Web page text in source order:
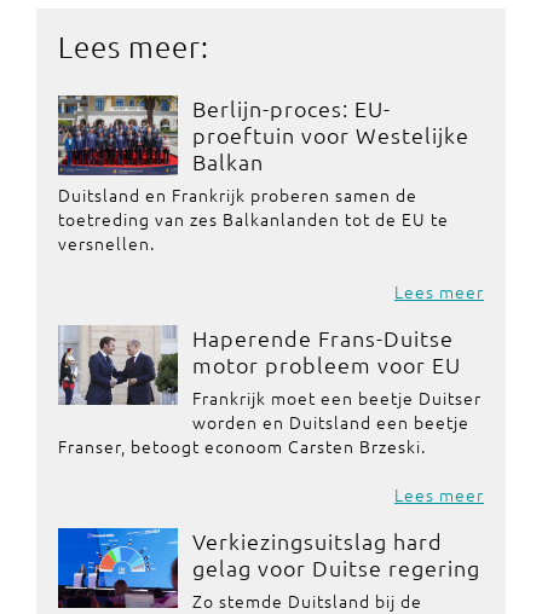
Lees meer:
Berlijn-proces: EU-
proeftuin voor Westelijke
Balkan
Duitsland en Frankrijk proberen samen de
toetreding van zes Balkanlanden tot de EU te
versnellen.
Lees meer
Haperende Frans-Duitse
motor probleem voor EU
Frankrijk moet een beetje Duitser
worden en Duitsland een beetje
Franser, betoogt econoom Carsten Brzeski.
Lees meer
Verkiezingsuitslag hard
gelag voor Duitse regering
Zo stemde Duitsland bij de